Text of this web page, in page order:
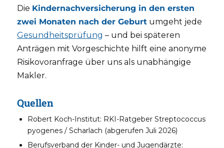
Die Kindernachversicherung in den ersten
zwei Monaten nach der Geburtumgeht jede
Gesundheitsprüfung – und bei späteren
Anträgen mit Vorgeschichte hilft eine anonyme
Risikovoranfrage über uns als unabhängige
Makler.
Quellen
Robert Koch-Institut: RKI-Ratgeber Streptococcus
pyogenes / Scharlach (abgerufen Juli 2026)
Berufsverband der Kinder- und Jugendärzte: